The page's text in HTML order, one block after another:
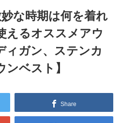
な時期は何を着れ
えるオススメアウ
ィガン、ステンカ
ベスト】
Share